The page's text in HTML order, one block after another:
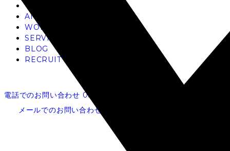
TOP
AI
WORKS
SERVICE
BLOG
RECRUIT
電話でのお問い合わせ 052-253-5620
メールでのお問い合わせ